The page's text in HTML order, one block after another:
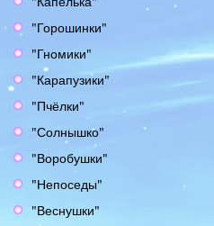
"Горошинки"
"Гномики"
"Карапузики"
"Пчёлки"
"Солнышко"
"Воробушки"
"Непоседы"
"Веснушки"